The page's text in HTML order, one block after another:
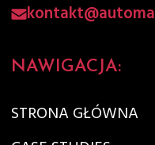
NAWIGACJA:
STRONA GŁÓWNA